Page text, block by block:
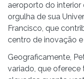
aeroporto do
orgulha de sua
Francisco, que
centro de inovação
Geograficamente,
variado, que oferece